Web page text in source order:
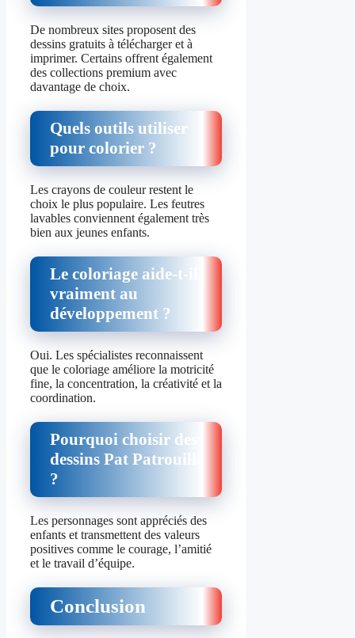
De nombreux sites proposent des
dessins gratuits à télécharger et à
imprimer. Certains offrent également
des collections premium avec
davantage de choix.
Quels outils utiliser
pour colorier ?
Les crayons de couleur restent le
choix le plus populaire. Les feutres
lavables conviennent également très
bien aux jeunes enfants.
Le coloriage aide-t-il
vraiment au
développement ?
Oui. Les spécialistes reconnaissent
que le coloriage améliore la motricité
fine, la concentration, la créativité et la
coordination.
Pourquoi choisir des
dessins Pat Patrouille
?
Les personnages sont appréciés des
enfants et transmettent des valeurs
positives comme le courage, l’amitié
et le travail d’équipe.
Conclusion